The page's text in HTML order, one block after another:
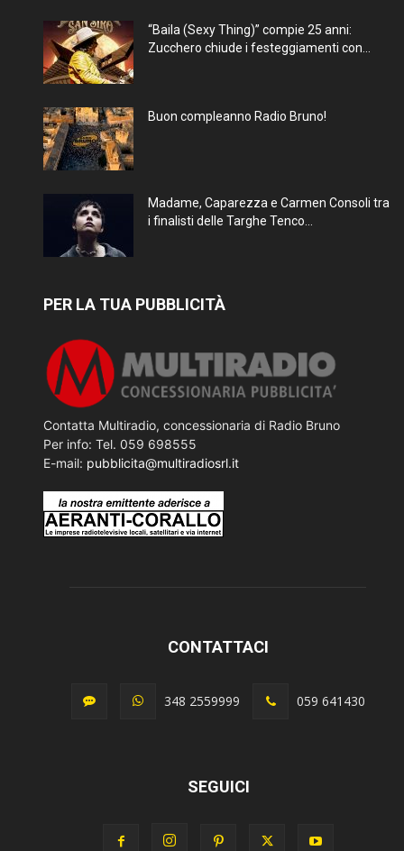
“Baila (Sexy Thing)” compie 25 anni:
Zucchero chiude i festeggiamenti con...
Buon compleanno Radio Bruno!
Madame, Caparezza e Carmen Consoli tra
i finalisti delle Targhe Tenco...
PER LA TUA PUBBLICITÀ
Contatta Multiradio, concessionaria di Radio Bruno
Per info: Tel. 059 698555
E-mail: pubblicita@multiradiosrl.it
CONTATTACI
348 2559999 059 641430
SEGUICI